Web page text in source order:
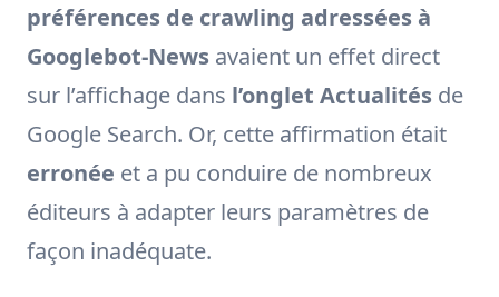
préférences de crawling adressées à
Googlebot-News avaient un effet direct
sur l’affichage dans l’onglet Actualités de
Google Search. Or, cette affirmation était
erronée et a pu conduire de nombreux
éditeurs à adapter leurs paramètres de
façon inadéquate.